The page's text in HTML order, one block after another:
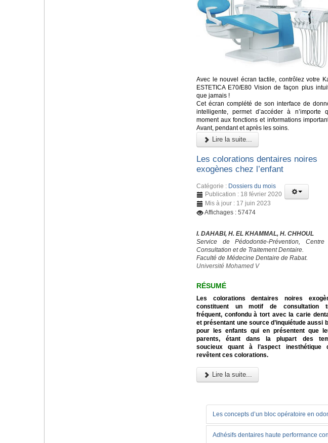
Avec le nouvel écran tactile, contrôlez votre
ESTETICA E70/E80 Vision de façon plus
que jamais !
Cet écran complété de son interface de
intelligente, permet d’accéder à n’importe
moment aux fonctions et informations
Avant, pendant et après les soins.
Lire la suite...
Les colorations dentaires noires
exogènes chez l’enfant
Catégorie : Dossiers du mois
Publication : 18 février 2020
Mis à jour : 17 juin 2023
Affichages : 57474
I. DAHABI, H. EL KHAMMAL, H. CHHOUL
Service de Pédodontie-Prévention,
Consultation et de Traitement Dentaire.
Faculté de Médecine Dentaire de Rabat.
Université Mohamed V
RÉSUMÉ
Les colorations dentaires noires
constituent un motif de consultation
fréquent, confondu à tort avec la carie
et présentant une source d’inquiétude aussi
pour les enfants qui en présentent que
parents, étant dans la plupart des
soucieux quant à l’aspect inesthétique
revêtent ces colorations.
Lire la suite...
Les concepts d’un bloc opératoire en
Adhésifs dentaires haute performance